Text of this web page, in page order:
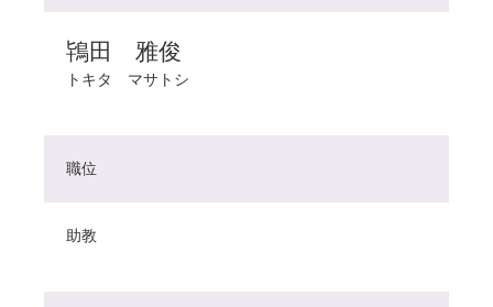
鴇田 雅俊
トキタ マサトシ
職位
助教